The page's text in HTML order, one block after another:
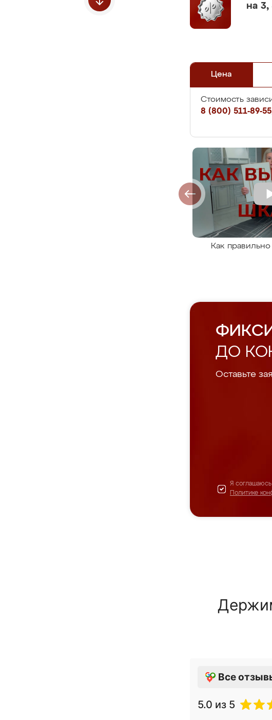
на
Цена
Стоимость
8 (800) 511-89-55
Как
ДО
Оставьте
Я
Политике
Все
5.0 из 5